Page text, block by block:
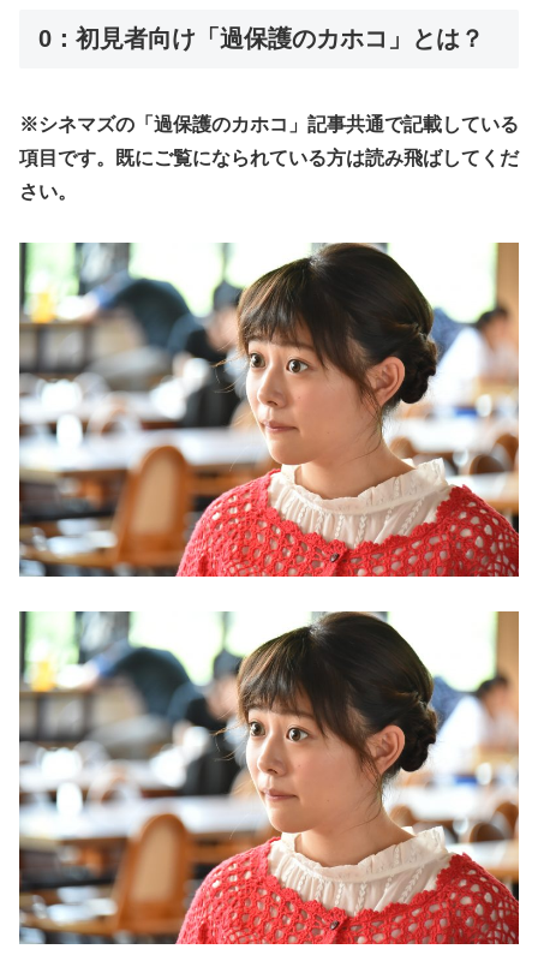
0：初見者向け「過保護のカホコ」とは？
※シネマズの「過保護のカホコ」記事共通で記載している
項目です。既にご覧になられている方は読み飛ばしてくだ
さい。